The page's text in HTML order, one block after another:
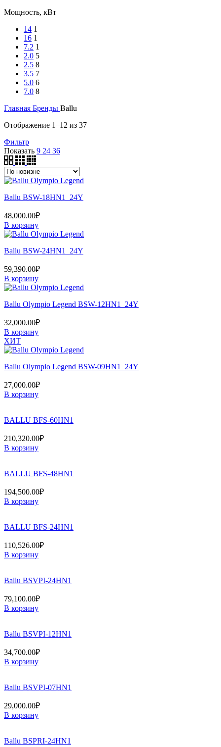
Мощность, кВт
14 1
16 1
7.2 1
2.0 5
2.5 8
3.5 7
5.0 6
7.0 8
Главная Бренды Ballu
Отображение 1–12 из 37Сортировка:
Фильтр
Показать 9 24 36
Ballu BSW-18HN1_24Y
48,000.00₽
В корзину
Ballu BSW-24HN1_24Y
59,390.00₽
В корзину
Ballu Olympio Legend BSW-12HN1_24Y
32,000.00₽
В корзину
ХИТ
Ballu Olympio Legend BSW-09HN1_24Y
27,000.00₽
В корзину
BALLU BFS-60HN1
210,320.00₽
В корзину
BALLU BFS-48HN1
194,500.00₽
В корзину
BALLU BFS-24HN1
110,526.00₽
В корзину
Ballu BSVPI-24HN1
79,100.00₽
В корзину
Ballu BSVPI-12HN1
34,700.00₽
В корзину
Ballu BSVPI-07HN1
29,000.00₽
В корзину
Ballu BSPRI-24HN1